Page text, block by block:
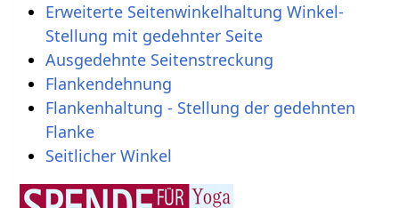
Erweiterte Seitenwinkelhaltung Winkel-
Stellung mit gedehnter Seite
Ausgedehnte Seitenstreckung
Flankendehnung
Flankenhaltung - Stellung der gedehnten
Flanke
Seitlicher Winkel